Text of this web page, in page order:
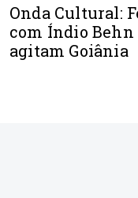
Onda Cultural:
com Índio
agitam Goiânia